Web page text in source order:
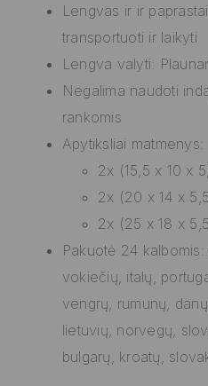
Lengvas ir ir
transportuoti ir laikyti
Lengva valyti:
Negalima naudoti
rankomis
Apytiksliai matmenys:
2x (15,5 x 10 x
2x (20 x 14 x
2x (25 x 18 x
Pakuotė 24
vokiečių, italų,
vengrų, rumunų,
lietuvių, norvegų,
bulgarų, kroatų,